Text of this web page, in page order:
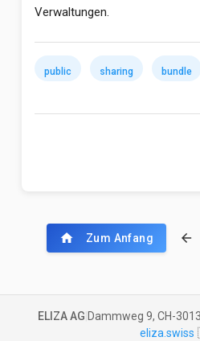
Verwaltungen.
public sharing bundle
home Zum Anfang arrow_back
ELIZA AG Dammweg 9, CH-
eliza.swiss